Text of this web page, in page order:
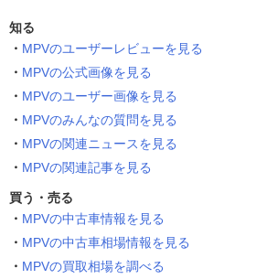
知る
MPVのユーザーレビューを見る
MPVの公式画像を見る
MPVのユーザー画像を見る
MPVのみんなの質問を見る
MPVの関連ニュースを見る
MPVの関連記事を見る
買う・売る
MPVの中古車情報を見る
MPVの中古車相場情報を見る
MPVの買取相場を調べる